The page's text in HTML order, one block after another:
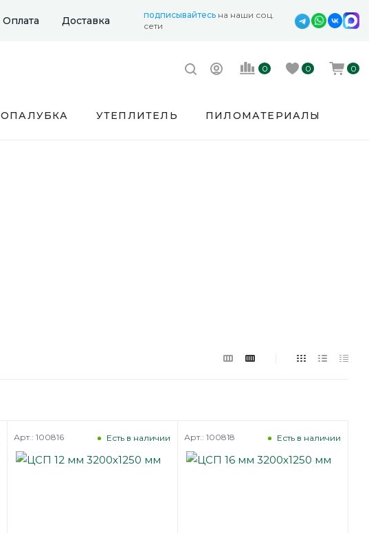
Оплата Доставка подписывайтесь на наши соц.
сети
0 0 0
ОПАЛУБКА УТЕПЛИТЕЛЬ ПИЛОМАТЕРИАЛЫ
Есть в наличии
Арт.: 100816 Есть в наличии
Арт.: 100818